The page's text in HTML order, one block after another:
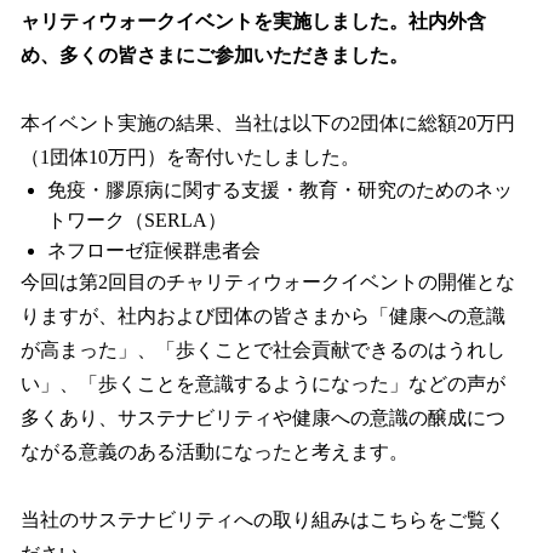
ャリティウォークイベントを実施しました。社内外含
め、多くの皆さまにご参加いただきました。
本イベント実施の結果、当社は以下の2団体に総額20万円
（1団体10万円）を寄付いたしました。
免疫・膠原病に関する支援・教育・研究のためのネッ
トワーク（SERLA）
ネフローゼ症候群患者会
今回は第2回目のチャリティウォークイベントの開催とな
りますが、社内および団体の皆さまから「健康への意識
が高まった」、「歩くことで社会貢献できるのはうれし
い」、「歩くことを意識するようになった」などの声が
多くあり、サステナビリティや健康への意識の醸成につ
ながる意義のある活動になったと考えます。
当社のサステナビリティへの取り組みはこちらをご覧く